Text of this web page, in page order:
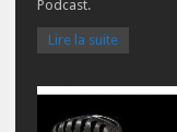
Podcast.
Lire la suite